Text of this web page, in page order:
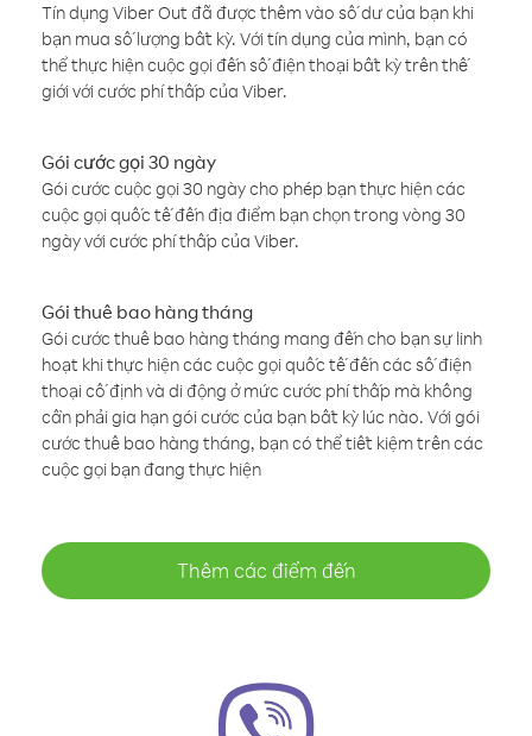
Tín dụng Viber Out đã được thêm vào số dư của bạn khi
bạn mua số lượng bất kỳ. Với tín dụng của mình, bạn có
thể thực hiện cuộc gọi đến số điện thoại bất kỳ trên thế
giới với cước phí thấp của Viber.
Gói cước gọi 30 ngày
Gói cước cuộc gọi 30 ngày cho phép bạn thực hiện các
cuộc gọi quốc tế đến địa điểm bạn chọn trong vòng 30
ngày với cước phí thấp của Viber.
Gói thuê bao hàng tháng
Gói cước thuê bao hàng tháng mang đến cho bạn sự linh
hoạt khi thực hiện các cuộc gọi quốc tế đến các số điện
thoại cố định và di động ở mức cước phí thấp mà không
cần phải gia hạn gói cước của bạn bất kỳ lúc nào. Với gói
cước thuê bao hàng tháng, bạn có thể tiết kiệm trên các
cuộc gọi bạn đang thực hiện
Thêm các điểm đến